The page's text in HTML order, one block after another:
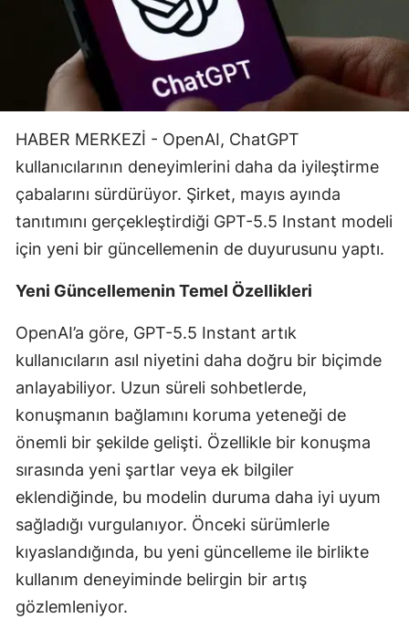
Çorum
Denizli
Diyarbakır
Edirne
Elazığ
Erzurum
Eskişehir
Gaziantep
Giresun
Gümüşhane
Hakkari
Hatay
Isparta
Mersin
İstanbul
HABER MERKEZİ - OpenAI, ChatGPT
kullanıcılarının deneyimlerini daha da iyileştirme
çabalarını sürdürüyor. Şirket, mayıs ayında
tanıtımını gerçekleştirdiği GPT-5.5 Instant modeli
için yeni bir güncellemenin de duyurusunu yaptı.
Yeni Güncellemenin Temel Özellikleri
OpenAI’a göre, GPT-5.5 Instant artık
kullanıcıların asıl niyetini daha doğru bir biçimde
anlayabiliyor. Uzun süreli sohbetlerde,
konuşmanın bağlamını koruma yeteneği de
önemli bir şekilde gelişti. Özellikle bir konuşma
sırasında yeni şartlar veya ek bilgiler
eklendiğinde, bu modelin duruma daha iyi uyum
sağladığı vurgulanıyor. Önceki sürümlerle
kıyaslandığında, bu yeni güncelleme ile birlikte
kullanım deneyiminde belirgin bir artış
gözlemleniyor.